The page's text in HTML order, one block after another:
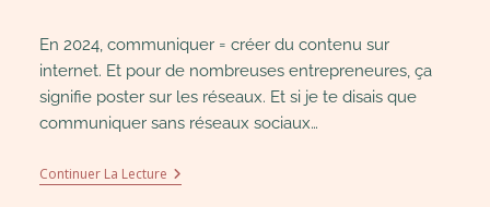
En 2024, communiquer = créer du contenu sur
internet. Et pour de nombreuses entrepreneures, ça
signifie poster sur les réseaux. Et si je te disais que
communiquer sans réseaux sociaux…
Continuer La Lecture